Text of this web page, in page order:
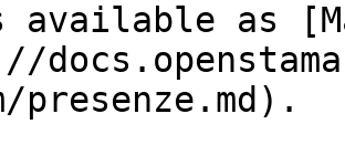
available as
presenze.md).